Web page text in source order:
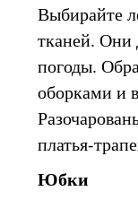
Выбирайте
тканей.
погоды.
оборками и
платья-
Юбки